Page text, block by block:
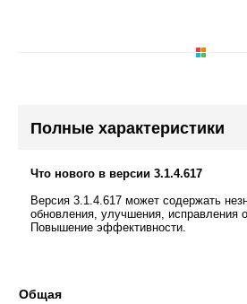
Полные характеристики
Что нового в версии 3.1.4.617
Версия 3.1.4.617 может содержать
обновления, улучшения, исправления
Повышение эффективности.
Общая